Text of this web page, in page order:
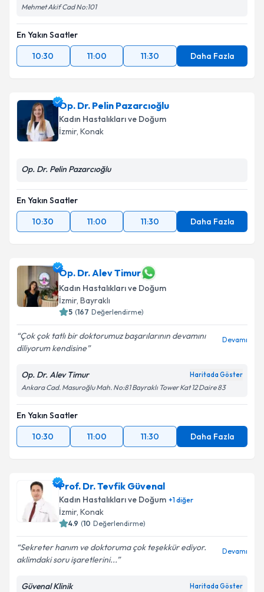
Mehmet Akif Cad No:101
En Yakın Saatler
10:30
11:00 11:30 Daha Fazla
Op. Dr. Pelin Pazarcıoğlu
Kadın Hastalıkları ve Doğum
İzmir, Konak
Op. Dr. Pelin Pazarcıoğlu
En Yakın Saatler
10:30
11:00 11:30 Daha Fazla
Op. Dr. Alev Timur
Kadın Hastalıkları ve Doğum
İzmir, Bayraklı
5 (167 Değerlendirme)
Çok çok tatlı bir doktorumuz başarılarının devamını
diliyorum kendisine
Devamı
Op. Dr. Alev Timur Haritada Göster
Ankara Cad. Masuroğlu Mah. No:81 Bayraklı Tower Kat 12 Daire 83
En Yakın Saatler
10:30
11:00 11:30 Daha Fazla
Prof. Dr. Tevfik Güvenal
Kadın Hastalıkları ve Doğum +1diğer
İzmir, Konak
4.9 (10 Değerlendirme)
Sekreter hanım ve doktoruma çok teşekkür ediyor.
aklimdaki soru işaretlerini...
Devamı
Güvenal Klinik Haritada Göster